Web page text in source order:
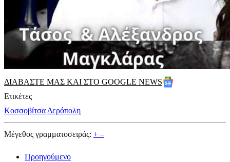
ΔΙΑΒΑΣΤΕ ΜΑΣ ΚΑΙ ΣΤΟ GOOGLE NEWS
Ετικέτες
Κοσσοβίτσα Δερόπολη
Μέγεθος γραμματοσειράς: + –
Προηγούμενο